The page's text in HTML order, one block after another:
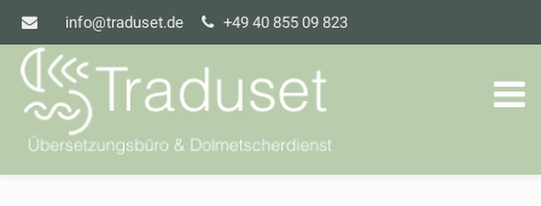
info@traduset.de +49 40 855 09 823